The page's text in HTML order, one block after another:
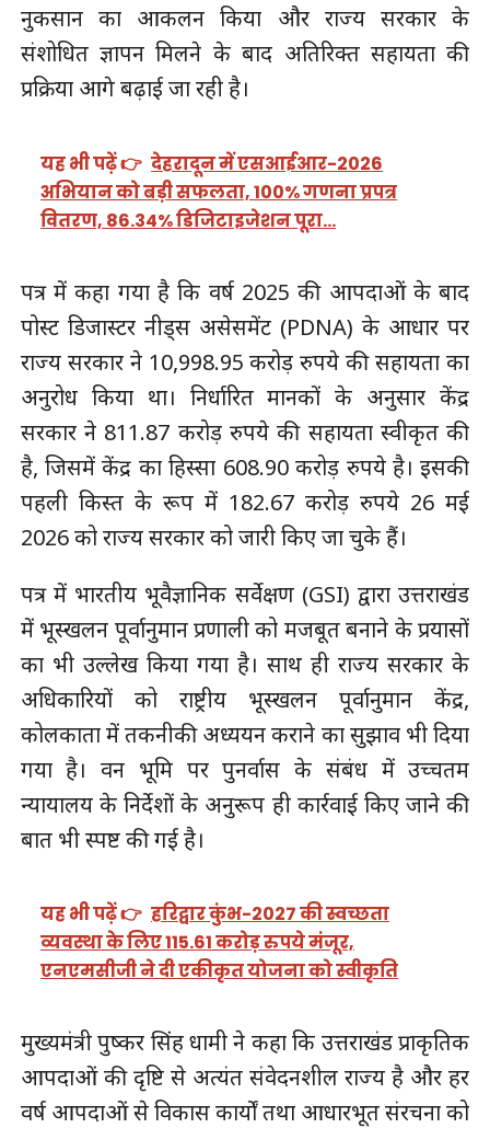
नुकसान का आकलन किया और राज्य सरकार के
संशोधित ज्ञापन मिलने के बाद अतिरिक्त सहायता की
प्रक्रिया आगे बढ़ाई जा रही है।
यह भी पढ़ें 👉 देहरादून में एसआईआर-2026
अभियान को बड़ी सफलता, 100% गणना प्रपत्र
वितरण, 86.34% डिजिटाइजेशन पूरा…
पत्र में कहा गया है कि वर्ष 2025 की आपदाओं के बाद
पोस्ट डिजास्टर नीड्स असेसमेंट (PDNA) के आधार पर
राज्य सरकार ने 10,998.95 करोड़ रुपये की सहायता का
अनुरोध किया था। निर्धारित मानकों के अनुसार केंद्र
सरकार ने 811.87 करोड़ रुपये की सहायता स्वीकृत की
है, जिसमें केंद्र का हिस्सा 608.90 करोड़ रुपये है। इसकी
पहली किस्त के रूप में 182.67 करोड़ रुपये 26 मई
2026 को राज्य सरकार को जारी किए जा चुके हैं।
पत्र में भारतीय भूवैज्ञानिक सर्वेक्षण (GSI) द्वारा उत्तराखंड
में भूस्खलन पूर्वानुमान प्रणाली को मजबूत बनाने के प्रयासों
का भी उल्लेख किया गया है। साथ ही राज्य सरकार के
अधिकारियों को राष्ट्रीय भूस्खलन पूर्वानुमान केंद्र,
कोलकाता में तकनीकी अध्ययन कराने का सुझाव भी दिया
गया है। वन भूमि पर पुनर्वास के संबंध में उच्चतम
न्यायालय के निर्देशों के अनुरूप ही कार्रवाई किए जाने की
बात भी स्पष्ट की गई है।
यह भी पढ़ें 👉 हरिद्वार कुंभ-2027 की स्वच्छता
व्यवस्था के लिए 115.61 करोड़ रुपये मंजूर,
एनएमसीजी ने दी एकीकृत योजना को स्वीकृति
मुख्यमंत्री पुष्कर सिंह धामी ने कहा कि उत्तराखंड प्राकृतिक
आपदाओं की दृष्टि से अत्यंत संवेदनशील राज्य है और हर
वर्ष आपदाओं से विकास कार्यों तथा आधारभूत संरचना को